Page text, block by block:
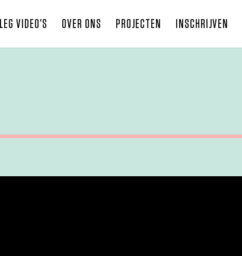
VIDEO’S OVER ONS PROJECTEN INSCHRIJVEN